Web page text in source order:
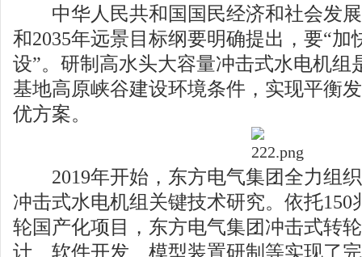
中华人民共和国国民经济和社会发展
和2035年远景目标纲要明确提出，要“加
设”。研制高水头大容量冲击式水电机组
基地高原峡谷建设环境条件，实现平衡
优方案。
2019年开始，东方电气集团全力组织
冲击式水电机组关键技术研究。依托150
轮国产化项目，东方电气集团冲击式转
计、软件开发、模型装置研制等实现了